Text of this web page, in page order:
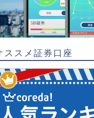
ススメ証券口座